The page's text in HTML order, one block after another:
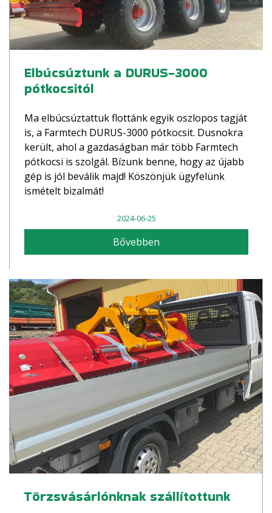
Elbúcsúztunk a DURUS-3000
pótkocsitól
Ma elbúcsúztattuk flottánk egyik oszlopos tagját
is, a Farmtech DURUS-3000 pótkocsit. Dusnokra
került, ahol a gazdaságban már több Farmtech
pótkocsi is szolgál. Bízunk benne, hogy az újabb
gép is jól beválik majd! Köszönjük ügyfelünk
ismételt bizalmát!
2024-06-25
Bővebben
Törzsvásárlónknak szállítottunk